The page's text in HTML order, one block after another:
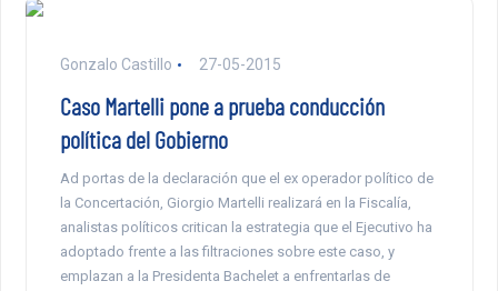
Gonzalo Castillo 27-05-2015
Caso Martelli pone a prueba conducción
política del Gobierno
Ad portas de la declaración que el ex operador político de
la Concertación, Giorgio Martelli realizará en la Fiscalía,
analistas políticos critican la estrategia que el Ejecutivo ha
adoptado frente a las filtraciones sobre este caso, y
emplazan a la Presidenta Bachelet a enfrentarlas de